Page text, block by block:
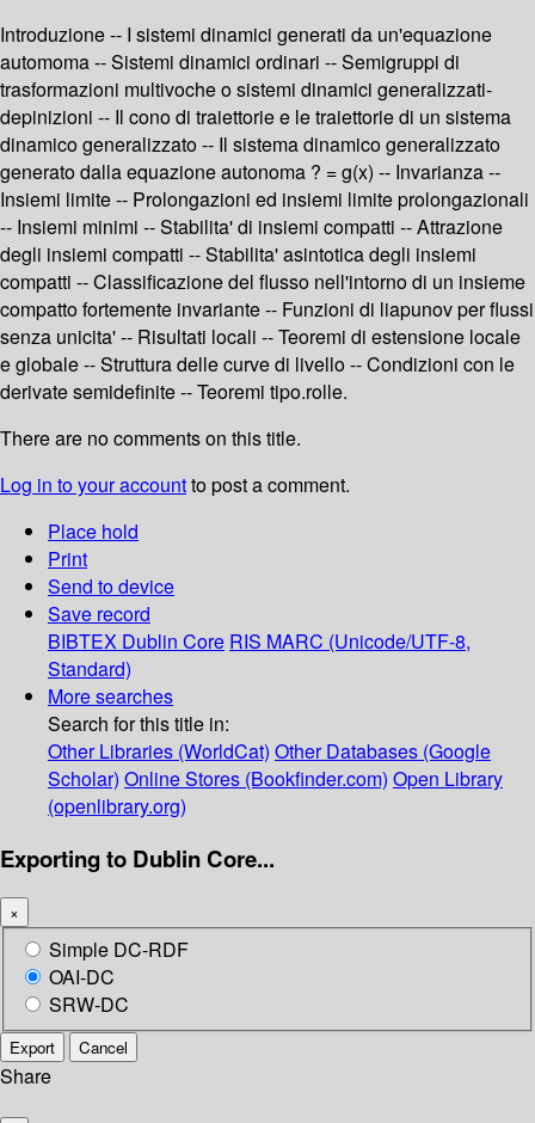
Introduzione -- I sistemi dinamici generati da un'equazione
automoma -- Sistemi dinamici ordinari -- Semigruppi di
trasformazioni multivoche o sistemi dinamici generalizzati-
depinizioni -- Il cono di traiettorie e le traiettorie di un sistema
dinamico generalizzato -- Il sistema dinamico generalizzato
generato dalla equazione autonoma ? = g(x) -- Invarianza --
Insiemi limite -- Prolongazioni ed insiemi limite prolongazionali
-- Insiemi minimi -- Stabilita' di insiemi compatti -- Attrazione
degli insiemi compatti -- Stabilita' asintotica degli insiemi
compatti -- Classificazione del flusso nell'intorno di un insieme
compatto fortemente invariante -- Funzioni di liapunov per flussi
senza unicita' -- Risultati locali -- Teoremi di estensione locale
e globale -- Struttura delle curve di livello -- Condizioni con le
derivate semidefinite -- Teoremi tipo.rolle.
There are no comments on this title.
Log in to your accountto post a comment.
Place hold
Print
Send to device
Save record
BIBTEX Dublin Core RIS MARC (Unicode/UTF-8,
Standard)
More searches
Search for this title in:
Other Libraries (WorldCat) Other Databases (Google
Scholar) Online Stores (Bookfinder.com) Open Library
(openlibrary.org)
Exporting to Dublin Core...
×
Simple DC-RDF
OAI-DC
SRW-DC
Export Cancel
Share